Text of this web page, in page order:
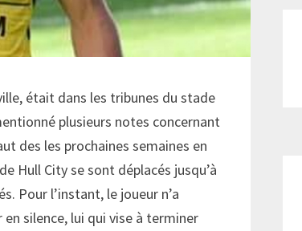
était dans les tribunes du stade
plusieurs notes concernant
des les prochaines semaines en
Hull City se sont déplacés jusqu’à
Pour l’instant, le joueur n’a
silence, lui qui vise à terminer